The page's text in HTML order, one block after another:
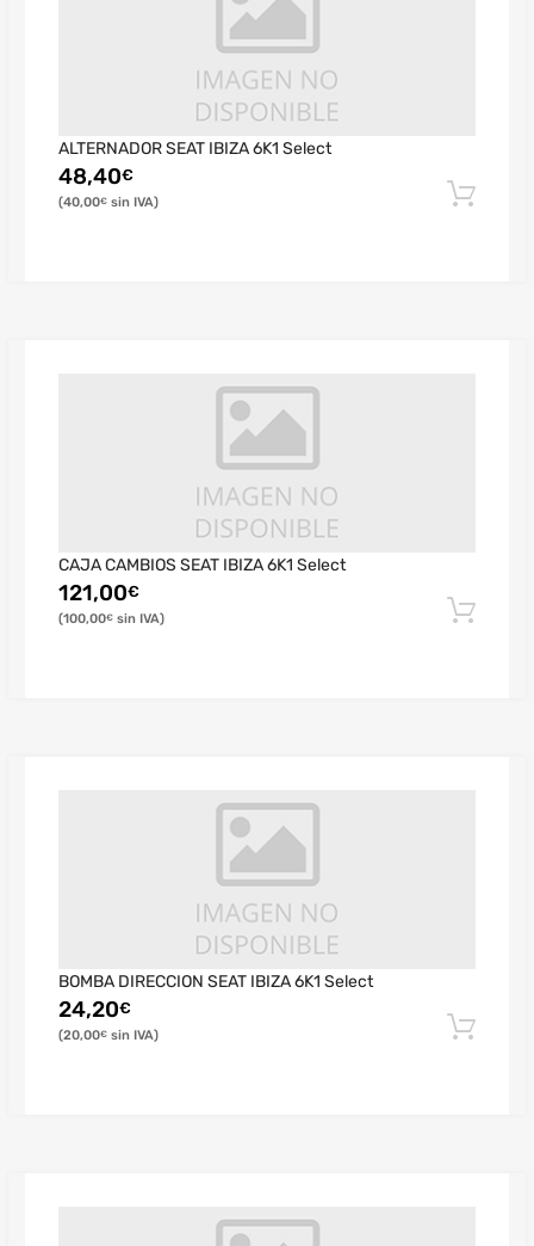
ALTERNADOR SEAT IBIZA 6K1 Select
48,40€
40,00€
CAJA CAMBIOS SEAT IBIZA 6K1 Select
121,00€
100,00€
BOMBA DIRECCION SEAT IBIZA 6K1 Select
24,20€
20,00€